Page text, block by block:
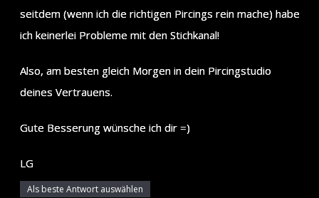
seitdem (wenn ich die richtigen Pircings rein mache) habe
ich keinerlei Probleme mit den Stichkanal!
Also, am besten gleich Morgen in dein Pircingstudio
deines Vertrauens.
Gute Besserung wünsche ich dir =)
LG
Als beste Antwort auswählen